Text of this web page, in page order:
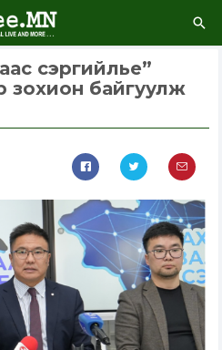
сэргийлье”
зохион байгуулж